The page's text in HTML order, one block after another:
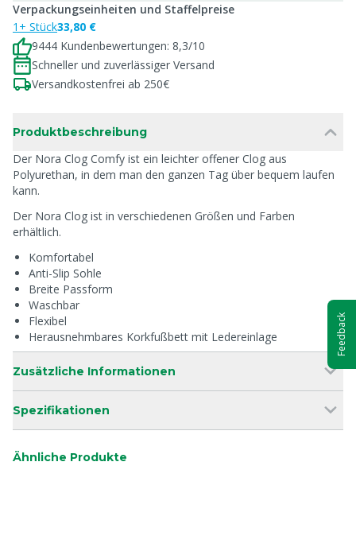
Verpackungseinheiten und Staffelpreise
1+ Stück33,80 €
9444 Kundenbewertungen: 8,3/10
Schneller und zuverlässiger Versand
Versandkostenfrei ab 250€
Produktbeschreibung
Der Nora Clog Comfy ist ein leichter offener Clog aus
Polyurethan, in dem man den ganzen Tag über bequem laufen
kann.
Der Nora Clog ist in verschiedenen Größen und Farben
erhältlich.
Komfortabel
Anti-Slip Sohle
Breite Passform
Waschbar
Flexibel
Herausnehmbares Korkfußbett mit Ledereinlage
Zusätzliche Informationen
Spezifikationen
Ähnliche Produkte
Feedback